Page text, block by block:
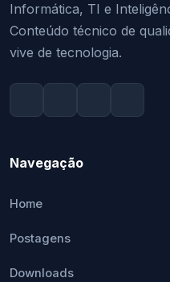
Informática, TI e
Conteúdo técnico de
vive de tecnologia.
Navegação
Home
Postagens
Downloads